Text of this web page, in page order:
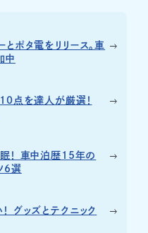
ポタ電をリリース。車
中
点を達人が厳選！
！ 車中泊歴15年の
6選
グッズとテクニック